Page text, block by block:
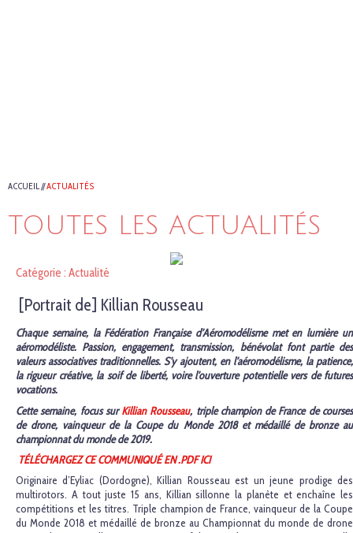
ACCUEIL//ACTUALITÉS
TOUTES LES ACTUALITÉS
Catégorie : Actualité
[Portrait de] Killian Rousseau
Chaque semaine, la Fédération Française d’Aéromodélisme met en lumière un
aéromodéliste. Passion, engagement, transmission, bénévolat font partie des
valeurs associatives traditionnelles. S’y ajoutent, en l’aéromodélisme, la patience,
la rigueur créative, la soif de liberté, voire l’ouverture potentielle vers de futures
vocations.
Cette semaine, focus surKillian Rousseau, triple champion de France de courses
de drone, vainqueur de la Coupe du Monde 2018 et médaillé de bronze au
championnat du monde de 2019.
TÉLÉCHARGEZ CE COMMUNIQUÉ EN .PDF ICI
Originaire d’Eyliac (Dordogne), Killian Rousseau est un jeune prodige des
multirotors. A tout juste 15 ans, Killian sillonne la planète et enchaîne les
compétitions et les titres. Triple champion de France, vainqueur de la Coupe
du Monde 2018 et médaillé de bronze au Championnat du monde de drone